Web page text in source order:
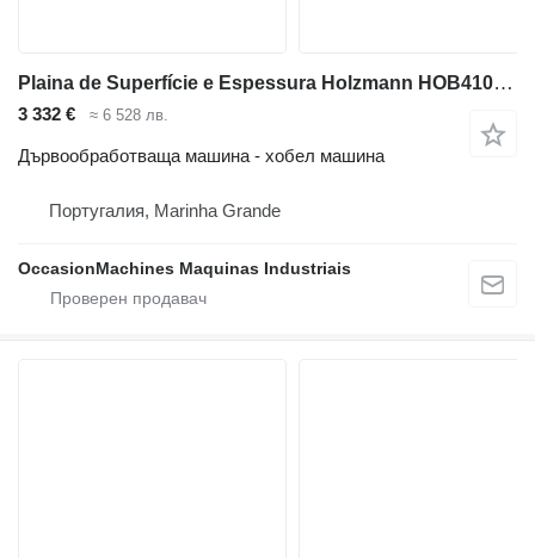
Plaina de Superfície e Espessura Holzmann HOB410PRO_400V
3 332 € ≈ 6 528 лв.
Дървообработваща машина - хобел машина
Португалия, Marinha Grande
OccasionMachines Maquinas Industriais